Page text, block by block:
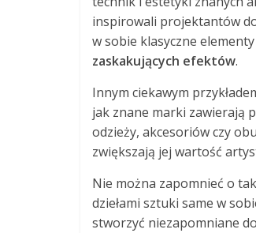
inspirowali projektantów
w sobie klasyczne
zaskakujących efektów.
Innym ciekawym
jak znane marki zawierają
odzieży, akcesoriów czy
zwiększają jej wartość
Nie można zapomnieć o
dziełami sztuki same w
stworzyć niezapomniane